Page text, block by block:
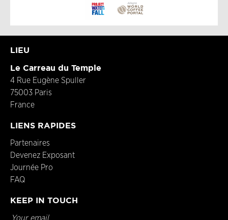
LIEU
Le Carreau du Temple
4 Rue Eugène Spuller
75003 Paris
France
LIENS RAPIDES
Partenaires
Devenez Exposant
Journée Pro
FAQ
KEEP IN TOUCH